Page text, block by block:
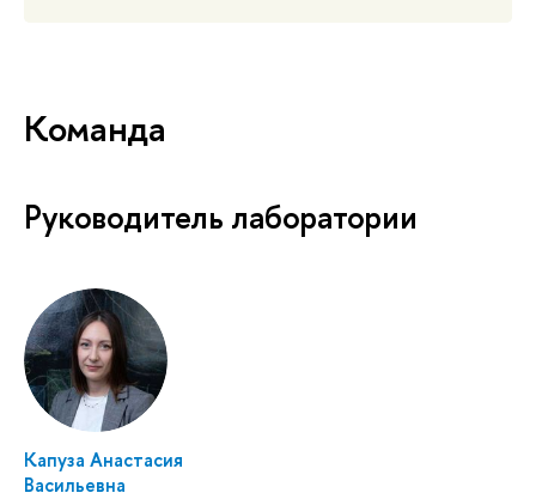
Команда
Руководитель лаборатории
Капуза Анастасия
Васильевна